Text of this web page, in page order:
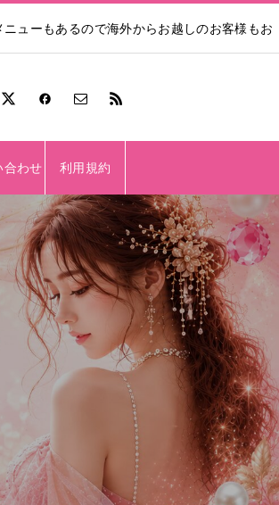
ューもあるので海外からお越しのお客様もお
合わせ 利用規約